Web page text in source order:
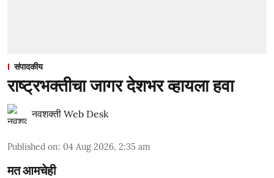
संपादकीय
राष्ट्रभक्तीचा जागर देशभर व्हायला हवा
नवशक्ती Web Desk
Published on: 04 Aug 2026, 2:35 am
मत आमचेही